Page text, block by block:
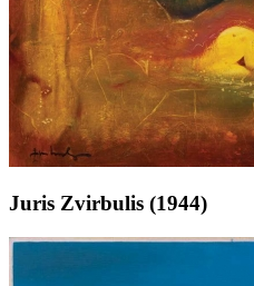
Juris Zvirbulis (1944)